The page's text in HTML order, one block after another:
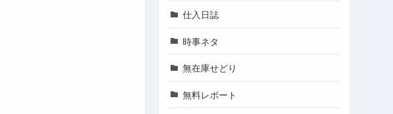
仕入日誌
時事ネタ
無在庫せどり
無料レポート